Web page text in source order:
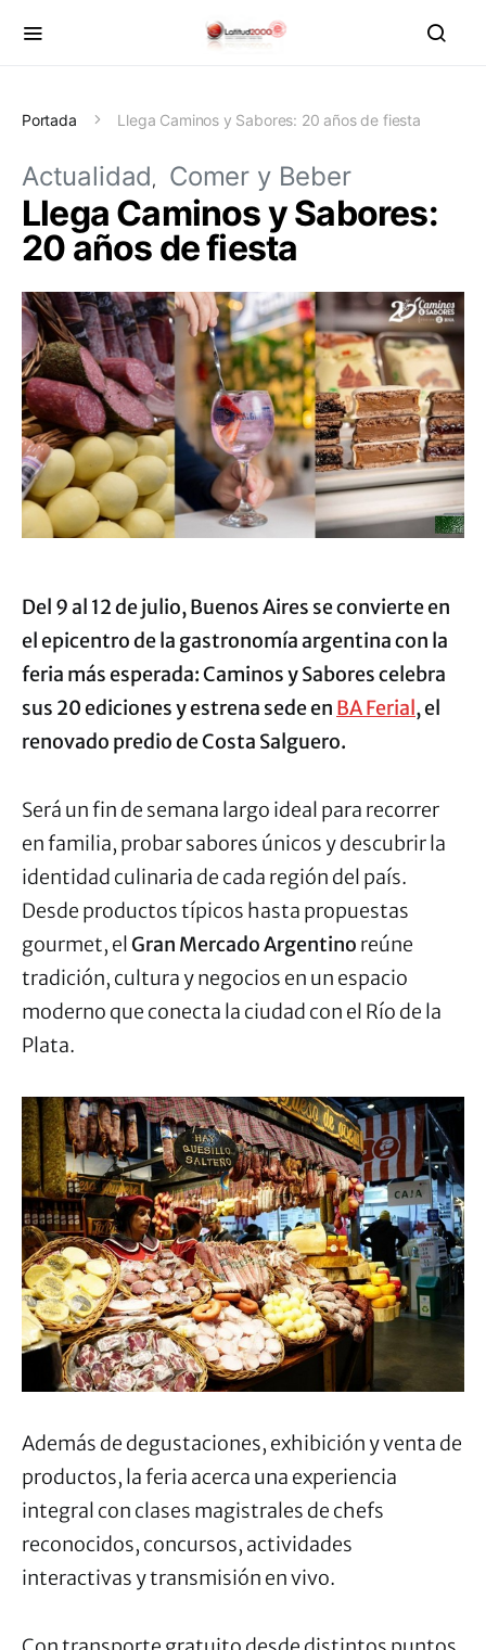
Portada Llega Caminos y Sabores: 20 años de fiesta
Actualidad Comer y Beber
Llega Caminos y Sabores:
20 años de fiesta
Del 9 al 12 de julio, Buenos Aires se convierte en
el epicentro de la gastronomía argentina con la
feria más esperada: Caminos y Sabores celebra
sus 20 ediciones y estrena sede en BA Ferial, el
renovado predio de Costa Salguero.
Será un fin de semana largo ideal para recorrer
en familia, probar sabores únicos y descubrir la
identidad culinaria de cada región del país.
Desde productos típicos hasta propuestas
gourmet, el Gran Mercado Argentino reúne
tradición, cultura y negocios en un espacio
moderno que conecta la ciudad con el Río de la
Plata.
Además de degustaciones, exhibición y venta de
productos, la feria acerca una experiencia
integral con clases magistrales de chefs
reconocidos, concursos, actividades
interactivas y transmisión en vivo.